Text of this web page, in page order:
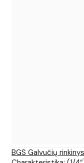
BGS Galvučių